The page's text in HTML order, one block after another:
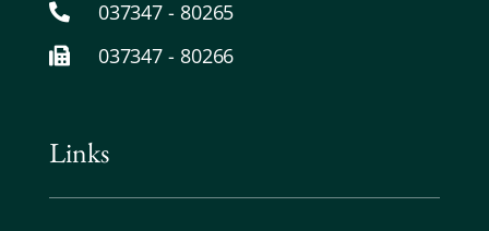
037347 - 80265
037347 - 80266
Links